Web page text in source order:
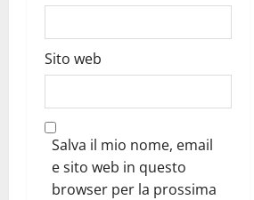
Sito web
Salva il mio nome, email
e sito web in questo
browser per la prossima